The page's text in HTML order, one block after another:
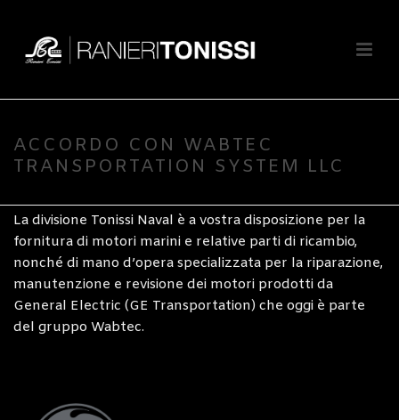
ACCORDO CON WABTEC
TRANSPORTATION SYSTEM LLC
Scritto da
InNaval
Wabtec Transportation Systems, LLC ha nominato
Ranieri Tonissi suo Authorized Channel Partner and
La divisione Tonissi Naval è a vostra disposizione per la
fornitura di motori marini e relative parti di ricambio,
nonché di mano d’opera specializzata per la riparazione,
manutenzione e revisione dei motori prodotti da
General Electric (GE Transportation) che oggi è parte
del gruppo Wabtec.